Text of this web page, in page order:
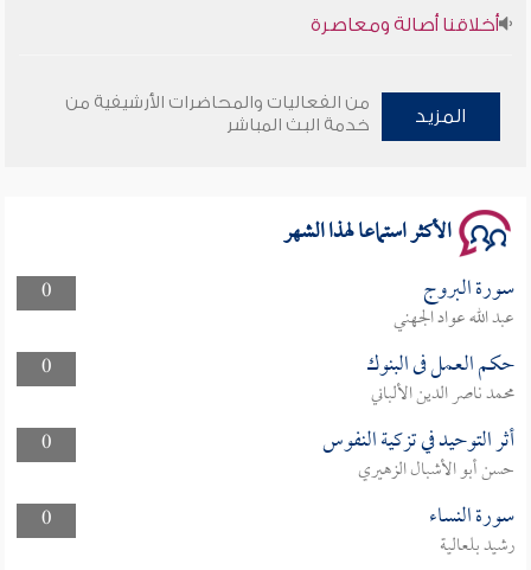
سلسلة محاضرات نفحات رمضانية 1444هـ
المزيد
من الفعاليات والمحاضرات الأرشيفية من
خدمة البث المباشر
الأكثر استماعا لهذا الشهر
0 سورة البروج
عبد الله عواد الجهني
0
حكم العمل فى البنوك
محمد ناصر الدين الألباني
0
أثر التوحيد في تزكية النفوس
حسن أبو الأشبال الزهيري
0
سورة النساء
رشيد بلعالية